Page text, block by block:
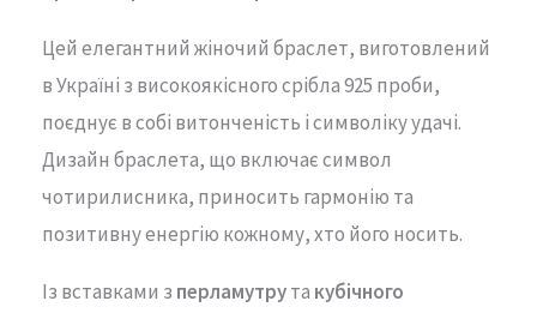
Цей елегантний жіночий браслет, виготовлений
в Україні з високоякісного срібла 925 проби,
поєднує в собі витонченість і символіку удачі.
Дизайн браслета, що включає символ
чотирилисника, приносить гармонію та
позитивну енергію кожному, хто його носить.
Із вставками з перламутрута кубічного